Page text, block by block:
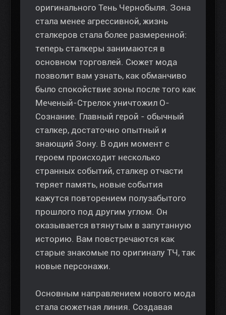
оригинального Тень Чернобыля. Зона
стала менее агрессивной, жизнь
сталкеров стала более размеренной:
теперь сталкеры занимаются в
основном торговлей. Сюжет мода
позволит вам узнать, как обманчиво
было спокойствие зоны после того как
Меченый-Стрелок уничтожил О-
Сознание. Главный герой - обычный
сталкер, достаточно опытный и
знающий Зону. В один момент с
героем происходит несколько
странных событий, сталкер отчасти
теряет память, новые события
кажутся повторением полузабытого
прошлого под другим углом. Он
оказывается втянутым в запутанную
историю. Вам повстречаются как
старые знакомые по оригиналу ТЧ, так
новые персонажи.
Основным направлением нового мода
стала сюжетная линия. Создавая